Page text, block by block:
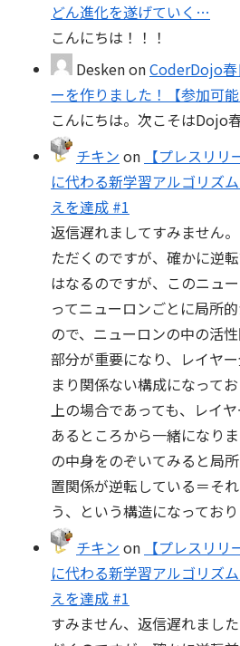
どん進化を遂げていく…
こんにちは！！！
DeskenonCoderDojo
ーを作りました！【参加可能
こんにちは。次こそはDojo
チキン on 【プレスリ
に代わる新学習アルゴリズ
えを達成 #1
返信遅れましてすみません
ただくのですが、確かに逆
はなるのですが、このニュ
ってニューロンごとに局所
ので、ニューロンの中の活
部分が重要になり、レイヤ
まり関係ない構成になって
上の場合であっても、レイ
あるところから一緒になり
の中身をのぞいてみると局
置関係が逆転している＝そ
う、という構造になっており
チキン on 【プレスリ
に代わる新学習アルゴリズ
えを達成 #1
すみません、返信遅れまし